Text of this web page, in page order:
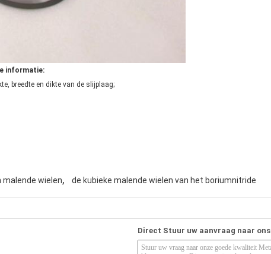
informatie:
breedte en dikte van de slijplaag;
wielen, de kubieke malende wielen van het boriumnitride
Direct Stuur uw aanvraag naar ons